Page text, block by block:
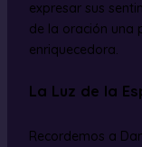
expresar sus
de la oración una
enriquecedora.
La Luz de la
Recordemos a